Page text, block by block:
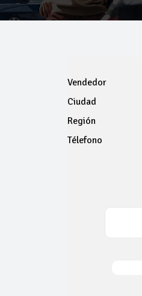
Vendedor
Ciudad
Región
Télefono